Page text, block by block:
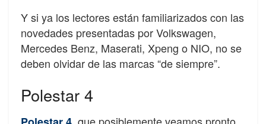
Y si ya los lectores están familiarizados con las
novedades presentadas por Volkswagen,
Mercedes Benz, Maserati, Xpeng o NIO, no se
deben olvidar de las marcas “de siempre”.
Polestar 4